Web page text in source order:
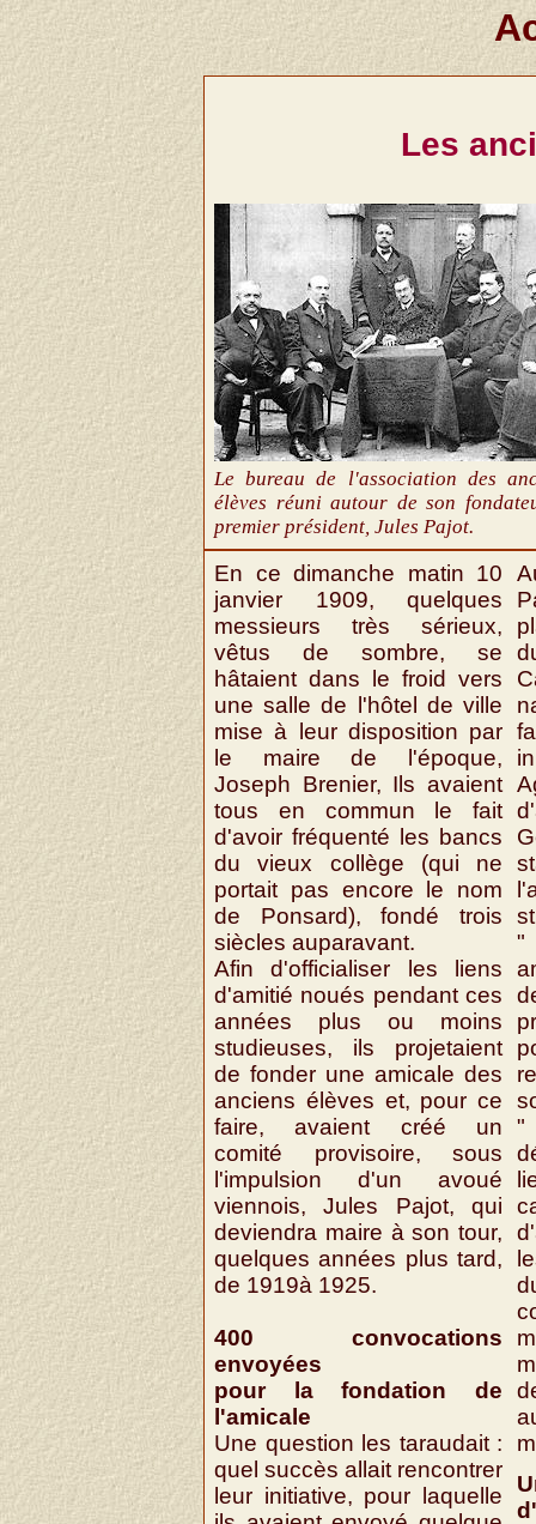
Les
Le bureau de l'association des
élèves réuni autour de son
premier président, Jules Pajot.
En ce dimanche matin 10
janvier 1909, quelques
messieurs très sérieux,
vêtus de sombre, se
hâtaient dans le froid vers
une salle de l'hôtel de ville
mise à leur disposition par
le maire de l'époque,
Joseph Brenier, Ils avaient
tous en commun le fait
d'avoir fréquenté les bancs
du vieux collège (qui ne
portait pas encore le nom
de Ponsard), fondé trois
siècles auparavant.
Afin d'officialiser les liens
d'amitié noués pendant ces
années plus ou moins
studieuses, ils projetaient
de fonder une amicale des
anciens élèves et, pour ce
faire, avaient créé un
comité provisoire, sous
l'impulsion d'un avoué
viennois, Jules Pajot, qui
deviendra maire à son tour,
quelques années plus tard,
de 1919à 1925.
400 convocations
envoyées
pour la fondation de
l'amicale
Une question les taraudait :
quel succès allait rencontrer
leur initiative, pour laquelle
"
"